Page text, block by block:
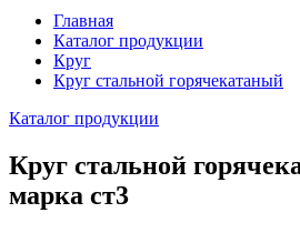
Главная
Каталог продукции
Круг
Круг стальной горячекатаный
Каталог продукции
Круг стальной
марка ст3